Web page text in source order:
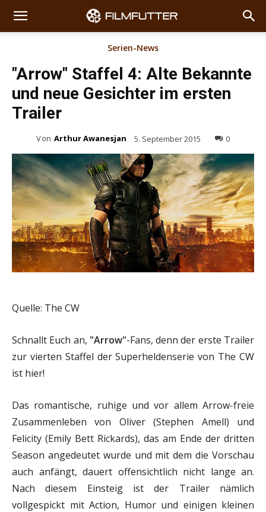
Serien-News
"Arrow" Staffel 4: Alte Bekannte
und neue Gesichter im ersten
Trailer
Von Arthur Awanesjan 5. September 2015 0
Quelle: The CW
Schnallt Euch an, "Arrow"-Fans, denn der erste Trailer
zur vierten Staffel der Superheldenserie von The CW
ist hier!
Das romantische, ruhige und vor allem Arrow-freie
Zusammenleben von Oliver (Stephen Amell) und
Felicity (Emily Bett Rickards), das am Ende der dritten
Season angedeutet wurde und mit dem die Vorschau
auch anfängt, dauert offensichtlich nicht lange an.
Nach diesem Einsteig ist der Trailer nämlich
vollgespickt mit Action, Humor und einigen kleinen